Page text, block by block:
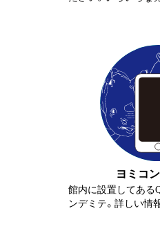
ヨミコ
館内に設置してある
ンデミテ。詳しい情